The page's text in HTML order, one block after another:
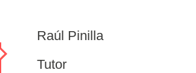
Raúl Pinilla
Tutor